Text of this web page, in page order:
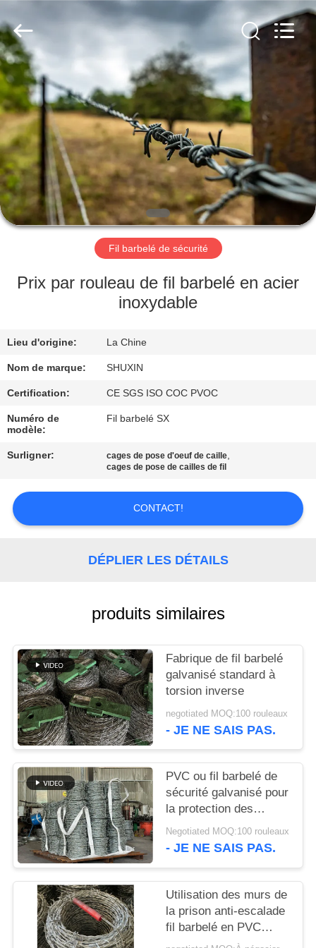
À
LA
MAISON
PRODUITS
À
PROPOS
NOUS
DE
L'USINE
CONTRÔLE
DE
QUALITÉ
NOUS
CONTACTER
DEMANDEZ
UN DEVIS
PLAN
DU
SITE
POLITIQUE
DE
CONFIDENTIALITÉ
Mesh
Co.,
Ltd..
All
Rights
Reserved.
Fil barbelé de sécurité
Prix par rouleau de fil barbelé en acier
inoxydable
Lieu d'origine: La Chine
Nom de marque: SHUXIN
Certification: CE SGS ISO COC PVOC
Numéro de
modèle:
Fil barbelé SX
Surligner: cages de pose d'oeuf de caille,
cages de pose de cailles de fil
CONTACT!
DÉPLIER LES DÉTAILS
produits similaires
Fabrique de fil barbelé
galvanisé standard à
torsion inverse
negotiated MOQ:100 rouleaux
- JE NE SAIS PAS.
PVC ou fil barbelé de
sécurité galvanisé pour
la protection des
frontières
Negotiated MOQ:100 rouleaux
- JE NE SAIS PAS.
Utilisation des murs de
la prison anti-escalade
fil barbelé en PVC
enduit en fer unique